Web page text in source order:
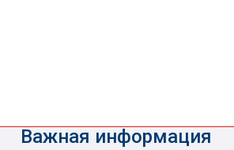
Важная информация